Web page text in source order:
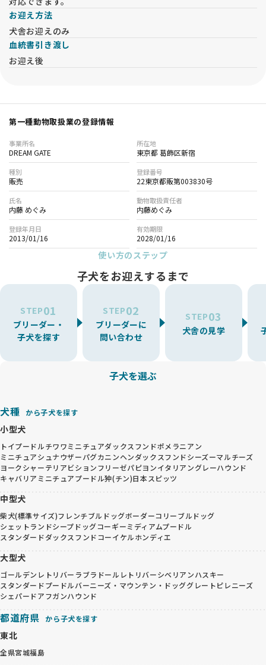
お迎え方法
犬舎お迎えのみ
血統書引き渡し
お迎え後
第一種動物取扱業の登録情報
事業所名
DREAM GATE
所在地
東京都 葛飾区新宿
種別
販売
登録番号
22東京都販第003830号
氏名
内藤 めぐみ
動物取扱責任者
内藤めぐみ
登録年月日
2013/01/16
有効期限
2028/01/16
使い方のステップ
子犬をお迎えするまで
STEP01
ブリーダー・
子犬を探す
STEP02
ブリーダーに
問い合わせ
STEP03
犬舎の見学
子犬を選ぶ
犬種 から子犬を探す
小型犬
トイプードルチワワミニチュアダックスフンドポメラニアン
ミニチュアシュナウザーパグカニンヘンダックスフンドシーズーマルチーズ
ヨークシャーテリアビションフリーゼパピヨンイタリアングレーハウンド
キャバリア ミニチュアプードル狆(チン)日本スピッツ
中型犬
柴犬(標準サイズ)フレンチブルドッグボーダーコリーブルドッグ
シェットランドシープドッグコーギーミディアムプードル
スタンダードダックスフンドコーイケルホンディエ
大型犬
ゴールデンレトリバー ラブラドールレトリバーシベリアンハスキー
スタンダードプードルバーニーズ・マウンテン・ドッググレートピレニーズ
シェパードアフガンハウンド
都道府県 から子犬を探す
東北
全県宮城福島